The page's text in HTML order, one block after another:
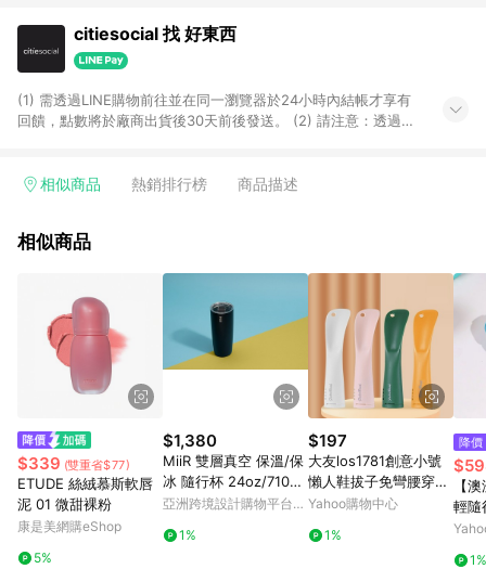
citiesocial 找 好東西
(1) 需透過LINE購物前往並在同一瀏覽器於24小時內結帳才享有
回饋，點數將於廠商出貨後30天前後發送。 (2) 請注意：透過
相似商品 熱銷排行榜 商品描述
相似商品
$339 (雙重省$77)
ETUDE 絲絨慕斯軟唇
泥 01 微甜裸粉
康是美網購eShop
5%
$1,380
MiiR 雙層真空 保溫/保
冰 隨行杯 24oz/710ml
經典黑 (滑蓋開關)
亞洲跨境設計購物平台
1%
$197
大友los1781創意小號
懶人鞋拔子免彎腰穿鞋
器可懸掛去味留香鞋拔
Yahoo購物中心
1%
降價
【
輕
派對
1%